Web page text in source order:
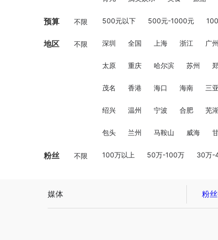
预算 不限 500元以下 500元-1000元
地区 不限 深圳 全国 上海 浙江 广
太原 重庆 哈尔滨 苏州
茂名 香港 海口 海南 三
绍兴 温州 宁波 合肥 芜
包头 兰州 马鞍山 威海
粉丝 不限 100万以上 50万-100万 30万-
媒体 粉